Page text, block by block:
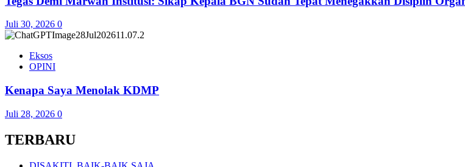
Juli 30, 2026 0
Eksos
OPINI
Kenapa Saya Menolak KDMP
Juli 28, 2026 0
TERBARU